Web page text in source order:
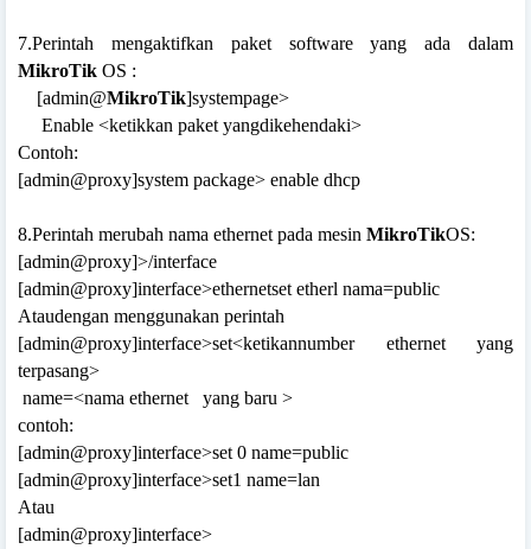
7.Perintah mengaktifkan paket software yang ada dalam
MikroTik OS :
[admin@MikroTik]systempage>
Enable <ketikkan paket yangdikehendaki>
Contoh:
[admin@proxy]system package> enable dhcp
8.Perintah merubah nama ethernet pada mesin MikroTikOS:
[admin@proxy]>/interface
[admin@proxy]interface>ethernetset etherl nama=public
Ataudengan menggunakan perintah
[admin@proxy]interface>set<ketikannumber ethernet yang
terpasang>
name=<nama ethernet
yang baru >
contoh:
[admin@proxy]interface>set 0 name=public
[admin@proxy]interface>set1 name=lan
Atau
[admin@proxy]interface>